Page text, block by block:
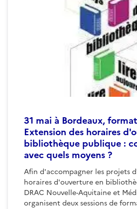
31 mai à Bordeaux,
Extension des horaires
bibliothèque publique :
avec quels moyens ?
Afin d'accompagner les projets
horaires d'ouverture en
DRAC Nouvelle-Aquitaine et
organisent deux sessions de